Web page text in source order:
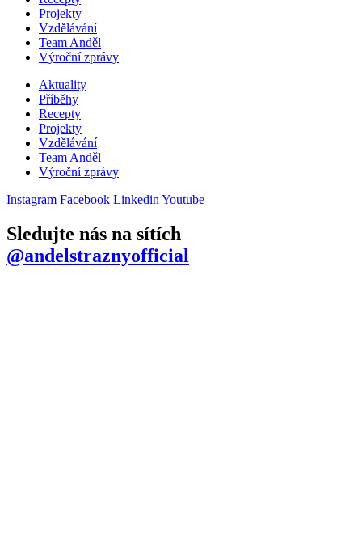
Projekty
Vzdělávání
Team Anděl
Výroční zprávy
Aktuality
Příběhy
Recepty
Projekty
Vzdělávání
Team Anděl
Výroční zprávy
Instagram Facebook Linkedin Youtube
Sledujte nás na sítích
@andelstraznyofficial